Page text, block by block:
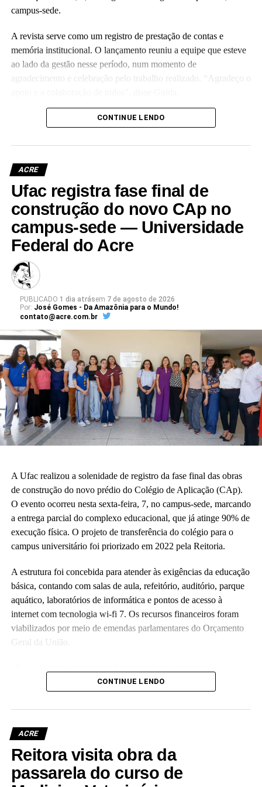
campus-sede.
A revista serve como um registro de prestação de contas e
memória institucional. O lançamento reuniu a equipe que esteve
ao lado da gestão nesse período, num momento de
agradecimento e celebração pelo trabalho realizado. “Agradeço o
(Camila Barbosa, estagiária Ascom/Ufac)
Leia Mais: UFAC
CONTINUE LENDO
ACRE
Ufac registra fase final de
construção do novo CAp no
campus-sede — Universidade
Federal do Acre
PUBLICADO 1 dia atrásem 7 de agosto de 2026
Por: José Gomes - Da Amazônia para o Mundo!
contato@acre.com.br
A Ufac realizou a solenidade de registro da fase final das obras
de construção do novo prédio do Colégio de Aplicação (CAp).
O evento ocorreu nesta sexta-feira, 7, no campus-sede, marcando
a entrega parcial do complexo educacional, que já atinge 90% de
execução física. O projeto de transferência do colégio para o
campus universitário foi priorizado em 2022 pela Reitoria.
A estrutura foi concebida para atender às exigências da educação
básica, contando com salas de aula, refeitório, auditório, parque
aquático, laboratórios de informática e pontos de acesso à
internet com tecnologia wi-fi 7. Os recursos financeiros foram
viabilizados por meio de emendas parlamentares do Orçamento
Geral da União.
realização de um compromisso com a qualidade da educação
reitora Guida Aquino. Ela informou que o antigo prédio do
patrimônio histórico da instituição, passará por revitalização para
abrigar o Palácio da Cultura da Ufac.
A vice-reitora eleita, Almecina Balbino, reafirmou a continuidade
CONTINUE LENDO
ACRE
Reitora visita obra da
passarela do curso de